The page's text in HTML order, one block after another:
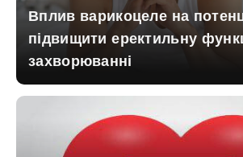
Вплив варикоцеле на
підвищити еректильну
захворюванні